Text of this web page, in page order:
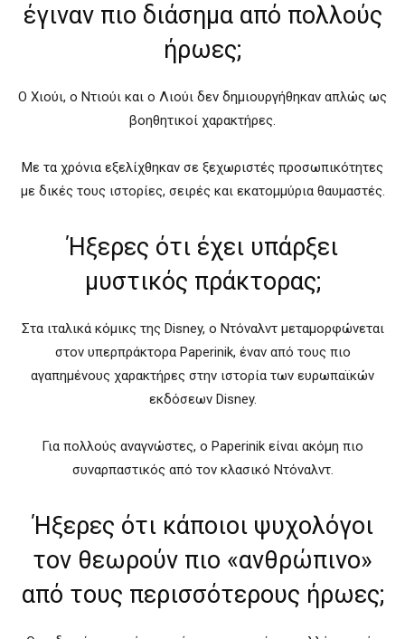
έγιναν πιο διάσημα από πολλούς
ήρωες;
Ο Χιούι, ο Ντιούι και ο Λιούι δεν δημιουργήθηκαν απλώς ως
βοηθητικοί χαρακτήρες.
Με τα χρόνια εξελίχθηκαν σε ξεχωριστές προσωπικότητες
με δικές τους ιστορίες, σειρές και εκατομμύρια θαυμαστές.
Ήξερες ότι έχει υπάρξει
μυστικός πράκτορας;
Στα ιταλικά κόμικς της Disney, ο Ντόναλντ μεταμορφώνεται
στον υπερπράκτορα Paperinik, έναν από τους πιο
αγαπημένους χαρακτήρες στην ιστορία των ευρωπαϊκών
εκδόσεων Disney.
Για πολλούς αναγνώστες, ο Paperinik είναι ακόμη πιο
συναρπαστικός από τον κλασικό Ντόναλντ.
Ήξερες ότι κάποιοι ψυχολόγοι
τον θεωρούν πιο «ανθρώπινο»
από τους περισσότερους ήρωες;